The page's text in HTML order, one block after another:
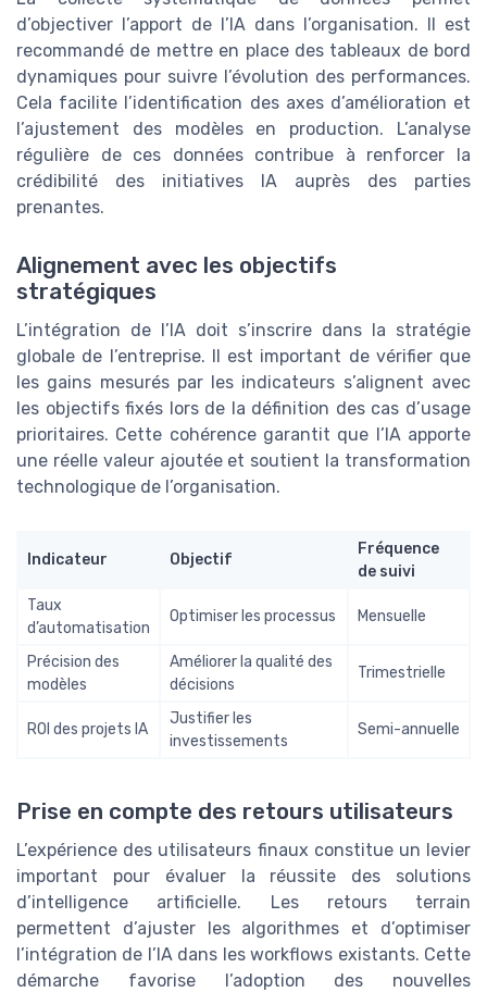
d’objectiver l’apport de l’IA dans l’organisation. Il est
recommandé de mettre en place des tableaux de bord
dynamiques pour suivre l’évolution des performances.
Cela facilite l’identification des axes d’amélioration et
l’ajustement des modèles en production. L’analyse
régulière de ces données contribue à renforcer la
crédibilité des initiatives IA auprès des parties
prenantes.
Alignement avec les objectifs
stratégiques
L’intégration de l’IA doit s’inscrire dans la stratégie
globale de l’entreprise. Il est important de vérifier que
les gains mesurés par les indicateurs s’alignent avec
les objectifs fixés lors de la définition des cas d’usage
prioritaires. Cette cohérence garantit que l’IA apporte
une réelle valeur ajoutée et soutient la transformation
technologique de l’organisation.
Indicateur Objectif
Fréquence
de suivi
Taux
d’automatisation
Optimiser les processus Mensuelle
Précision des
modèles
Améliorer la qualité des
décisions
Trimestrielle
ROI des projets IA
Justifier les
investissements
Semi-annuelle
Prise en compte des retours utilisateurs
L’expérience des utilisateurs finaux constitue un levier
important pour évaluer la réussite des solutions
d’intelligence artificielle. Les retours terrain
permettent d’ajuster les algorithmes et d’optimiser
l’intégration de l’IA dans les workflows existants. Cette
démarche favorise l’adoption des nouvelles